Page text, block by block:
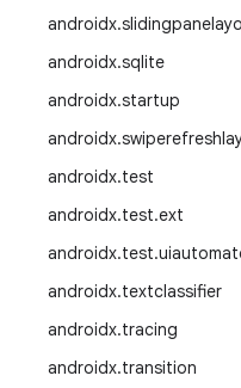
androidx.
androidx.sqlite
androidx.startup
androidx.
androidx.test
androidx.test.ext
androidx.test.
androidx.textclassifier
androidx.tracing
androidx.transition